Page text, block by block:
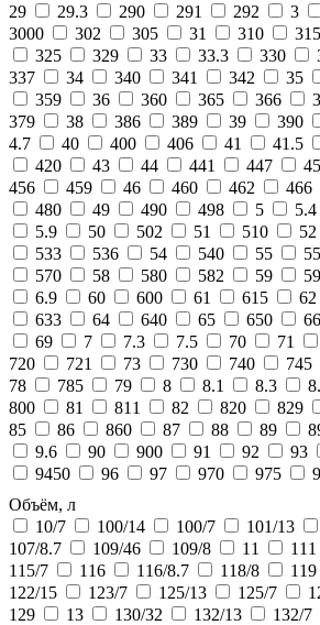
29
29.3 290 291 292 3
3000
302 305 31 310 315
325
329 33 33.3 330
337
34 340 341 342 35
359
36 360 365 366
379
38 386 389 39 390
4.7
40 400 406 41 41.5
420
43 44 441 447 45
456
459 46 460 462 466
480
49 490 498 5 5.4
5.9
50 502 51 510 52
533
536 54 540 55
570
58 580 582 59
6.9
60 600 61 615 62
633
64 640 65 650 66
69
7 7.3 7.5 70 71
720
721 73 730 740 745
78
785 79 8 8.1 8.3
800
81 811 82 820 829
85
86 860 87 88 89
9.6
90 900 91 92 93
9450
96 97 970 975
Объём, л
10/7
100/14 100/7 101/13
107/8.7
109/46 109/8 11 111
115/7
116 116/8.7 118/8 119
122/15
123/7 125/13 125/7
129
13 130/32 132/13 132/7